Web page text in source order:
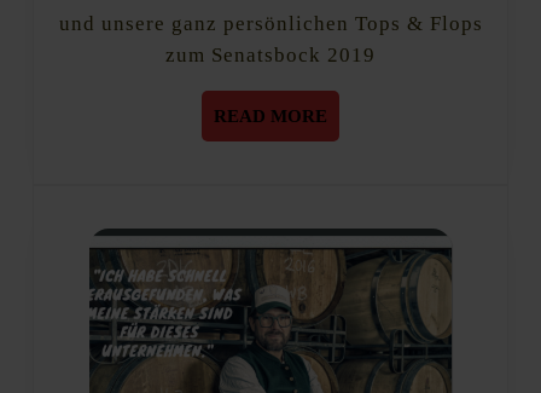
und unsere ganz persönlichen Tops & Flops
zum Senatsbock 2019
READ MORE
MORE